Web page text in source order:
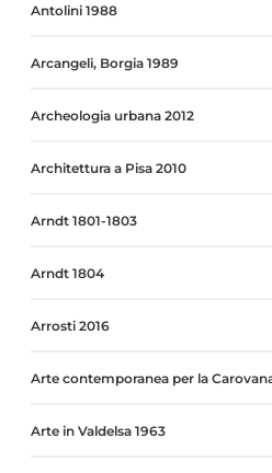
Antolini 1988
Arcangeli, Borgia 1989
Archeologia urbana 2012
Architettura a Pisa 2010
Arndt 1801-1803
Arndt 1804
Arrosti 2016
Arte contemporanea per la
Arte in Valdelsa 1963